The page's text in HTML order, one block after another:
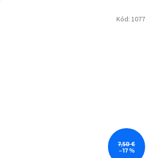
7,50 €
–17 %
Kód: 1077